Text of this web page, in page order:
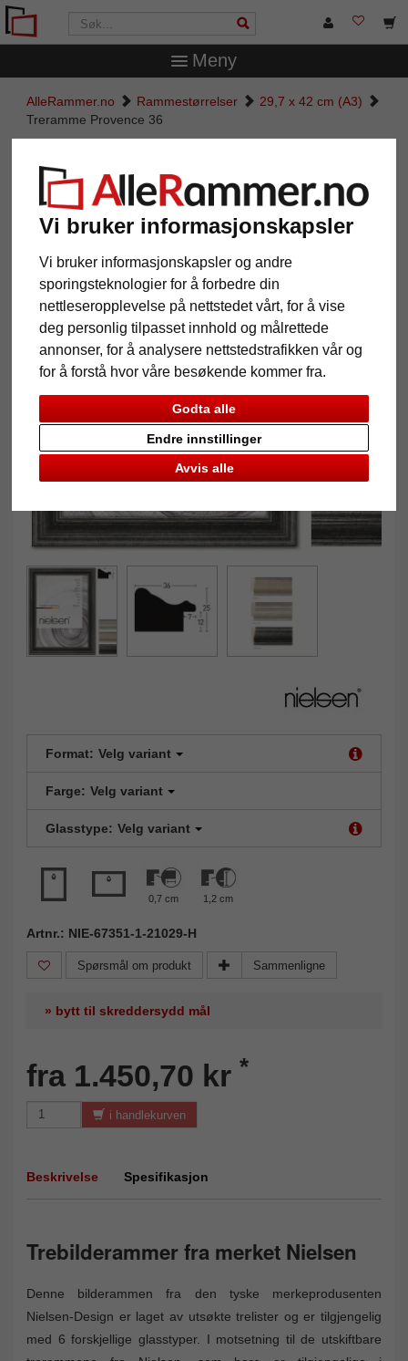
Vi bruker informasjonskapsler
Vi bruker informasjonskapsler og andre
sporingsteknologier for å forbedre din
nettleseropplevelse på nettstedet vårt, for å vise
deg personlig tilpasset innhold og målrettede
annonser, for å analysere nettstedstrafikken vår og
for å forstå hvor våre besøkende kommer fra.
Godta alle
Avvis alle
Endre innstillinger
Meny
AlleRammer.no Rammestørrelser
29,7 x 42 cm (A3)
Treramme Provence 36
Treramme Provence 36
Tilbake
Format: Velg variant
Farge: Velg variant
Glasstype: Velg variant
0,7 cm 1,2 cm
Artnr.: NIE-67351-1-21029-H
Spørsmål om produkt Sammenligne
» bytt til skreddersydd mål
fra 1.450,70 kr *
i handlekurven
Beskrivelse Spesifikasjon
Trebilderammer fra merket Nielsen
Denne bilderammen fra den tyske merkeprodusenten
Nielsen-Design er laget av utsøkte trelister og er tilgjengelig
med 6 forskjellige glasstyper. I motsetning til de utskiftbare